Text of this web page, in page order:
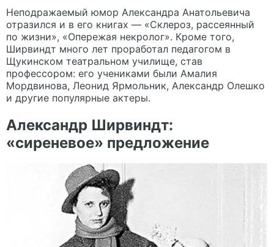
Неподражаемый юмор Александра Анатольевича
отразился и в его книгах — «Склероз, рассеянный
по жизни», «Опережая некролог». Кроме того,
Ширвиндт много лет проработал педагогом в
Щукинском театральном училище, став
профессором: его учениками были Амалия
Мордвинова, Леонид Ярмольник, Александр Олешко
и другие популярные актеры.
Александр Ширвиндт:
«сиреневое» предложение